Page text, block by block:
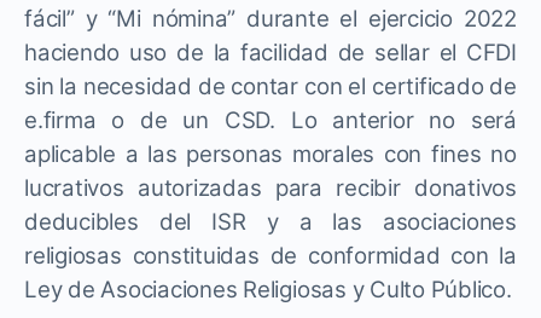
fácil” y “Mi nómina” durante el ejercicio 2022
haciendo uso de la facilidad de sellar el CFDI
sin la necesidad de contar con el certificado de
e.firma o de un CSD. Lo anterior no será
aplicable a las personas morales con fines no
lucrativos autorizadas para recibir donativos
deducibles del ISR y a las asociaciones
religiosas constituidas de conformidad con la
Ley de Asociaciones Religiosas y Culto Público.